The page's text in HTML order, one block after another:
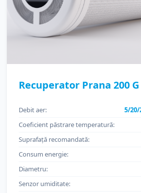
Recuperator Prana 200
Debit aer:
5/
Coeficient păstrare temperatură:
Suprafață recomandată:
Consum energie:
Diametru:
Senzor umiditate: